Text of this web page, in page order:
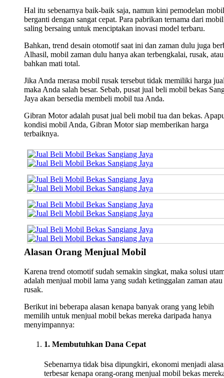
Hal itu sebenarnya baik-baik saja, namun kini pemodelan mobil
berganti dengan sangat cepat. Para pabrikan ternama dari
saling bersaing untuk menciptakan inovasi model terbaru.
Bahkan, trend desain otomotif saat ini dan zaman dulu juga
Alhasil, mobil zaman dulu hanya akan terbengkalai, rusak, atau
bahkan mati total.
Jika Anda merasa mobil rusak tersebut tidak memiliki harga
maka Anda salah besar. Sebab, pusat jual beli mobil bekas
Jaya akan bersedia membeli mobil tua Anda.
Gibran Motor adalah pusat jual beli mobil tua dan bekas.
kondisi mobil Anda, Gibran Motor siap memberikan harga
terbaiknya.
Alasan Orang Menjual Mobil
Karena trend otomotif sudah semakin singkat, maka solusi
adalah menjual mobil lama yang sudah ketinggalan zaman atau
rusak.
Berikut ini beberapa alasan kenapa banyak orang yang lebih
memilih untuk menjual mobil bekas mereka daripada hanya
menyimpannya:
1. Membutuhkan Dana Cepat
Sebenarnya tidak bisa dipungkiri, ekonomi menjadi
terbesar kenapa orang-orang menjual mobil bekas